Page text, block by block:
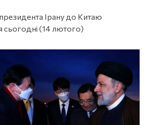
Ірану до Китаю
сьогодні (14 лютого)